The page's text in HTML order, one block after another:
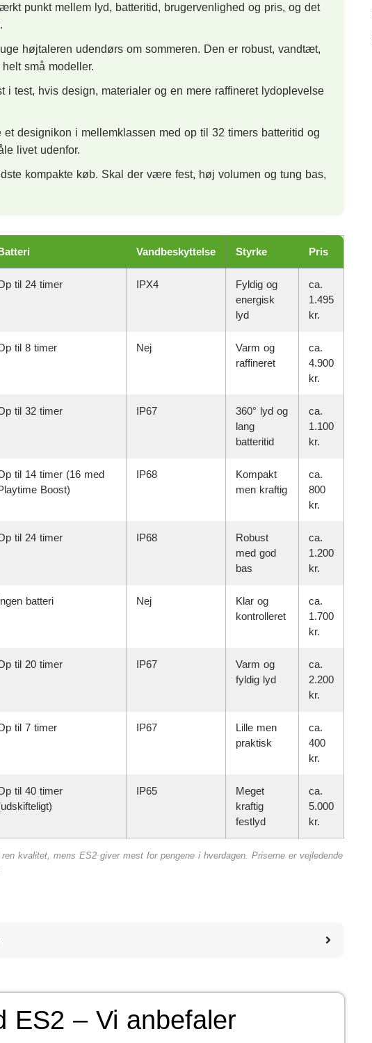
punkt mellem lyd, batteritid, brugervenlighed og pris, og det
højtaleren udendørs om sommeren. Den er robust, vandtæt,
små modeller.
test, hvis design, materialer og en mere raffineret lydoplevelse
designikon i mellemklassen med op til 32 timers batteritid og
livet udenfor.
kompakte køb. Skal der være fest, høj volumen og tung bas,
Vandbeskyttelse Styrke Pris
til 24 timer IPX4
Fyldig og
energisk
lyd
ca.
1.495
kr.
til 8 timer Nej
Varm og
raffineret
ca.
4.900
kr.
til 32 timer IP67
360° lyd og
lang
batteritid
ca.
1.100
kr.
til 14 timer (16 med
Boost)
IP68
Kompakt
men kraftig
ca.
800
kr.
til 24 timer IP68
Robust
med god
bas
ca.
1.200
kr.
batteri Nej
Klar og
kontrolleret
ca.
1.700
kr.
til 20 timer IP67
Varm og
fyldig lyd
ca.
2.200
kr.
til 7 timer IP67
Lille men
praktisk
ca.
400
kr.
til 40 timer
IP65
Meget
kraftig
festlyd
ca.
5.000
kr.
kvalitet, mens ES2 giver mest for pengene i hverdagen. Priserne er vejledende
ES2 – Vi anbefaler